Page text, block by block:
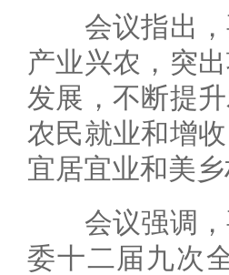
会议指出，
产业兴农，突
发展，不断提
农民就业和增
宜居宜业和美乡
会议强调，
委十二届九次